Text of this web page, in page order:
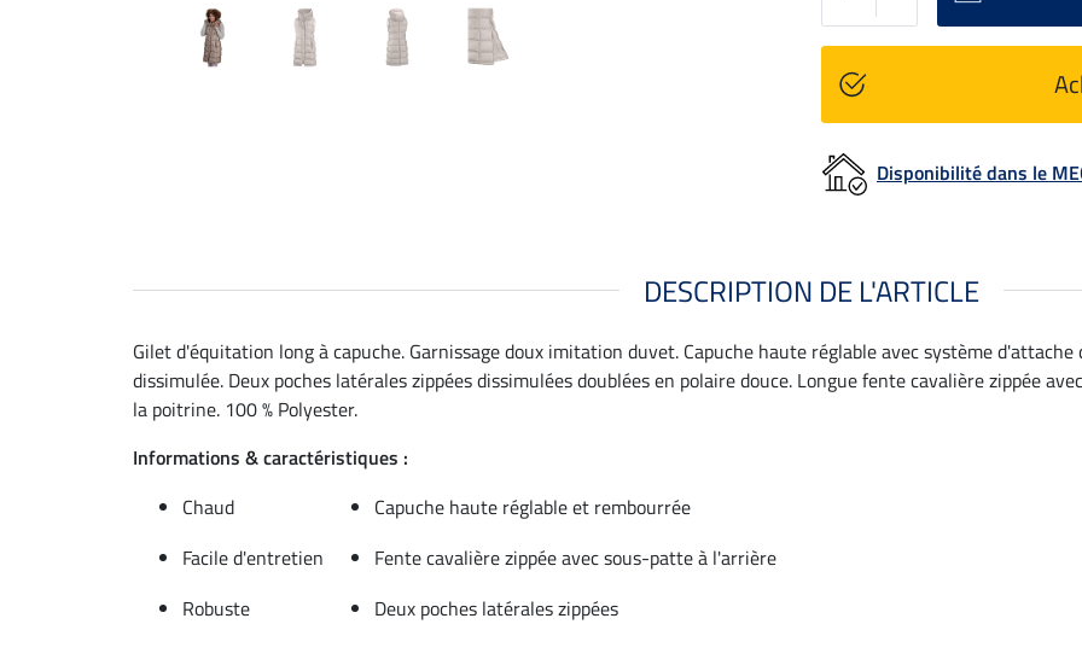
Disponibilité dans le
DESCRIPTION DE L'ARTICLE
Gilet d'équitation long à capuche. Garnissage doux imitation duvet. Capuche haute réglable avec système
dissimulée. Deux poches latérales zippées dissimulées doublées en polaire douce. Longue fente cavalière zippée
la poitrine. 100 % Polyester.
Informations & caractéristiques :
Chaud
Capuche haute réglable et rembourrée
Facile d'entretien
Fente cavalière zippée avec sous-patte à l'arrière
Robuste
Deux poches latérales zippées